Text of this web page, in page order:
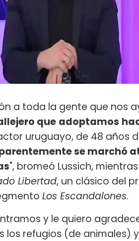
a toda la gente que nos
que adoptamos
uruguayo, de 48 años
se marchó
", bromeó Lussich,
Libertad, un clásico del
Los Escandalones.
y le quiero
los refugios (de animales)